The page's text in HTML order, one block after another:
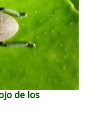
de los